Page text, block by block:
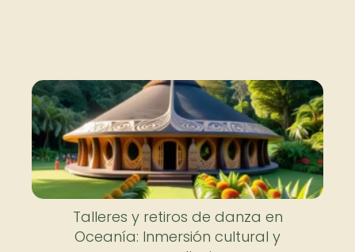
Talleres y retiros de danza en
Oceanía: Inmersión cultural y